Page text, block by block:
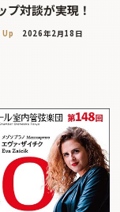
プ対談が実現！
2026年2月18日